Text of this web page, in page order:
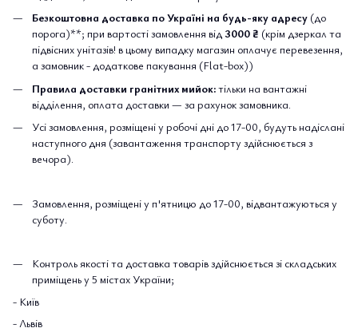
Безкоштовна доставка по Україні на будь-яку адресу (до
порога)**; при вартості замовлення від3000 ₴ (крім дзеркал та
підвісних унітазів! в цьому випадку магазин оплачує перевезення,
а замовник - додаткове пакування (Flat-box))
Правила доставки гранітних мийок:тільки на вантажні
відділення, оплата доставки — за рахунок замовника.
Усі замовлення, розміщені у робочі дні до 17-00, будуть надіслані
наступного дня (завантаження транспорту здійснюється з
вечора).
Замовлення, розміщені у п'ятницю до 17-00, відвантажуються у
суботу.
Контроль якості та доставка товарів здійснюється зі складських
приміщень у 5 містах України;
- Київ
- Львів